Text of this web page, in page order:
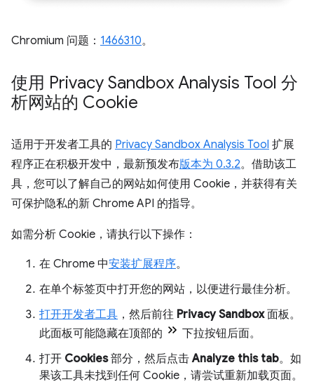
Chromium 问题： 1466310。
使用 Privacy Sandbox Analysis Tool 分
析网站的 Cookie
适用于开发者工具的 Privacy Sandbox Analysis Tool 扩展
程序正在积极开发中，最新预发布版本为 0.3.2。借助该工
具，您可以了解自己的网站如何使用 Cookie，并获得有关
可保护隐私的新 Chrome API 的指导。
如需分析 Cookie，请执行以下操作：
在 Chrome 中安装扩展程序。
在单个标签页中打开您的网站，以便进行最佳分析。
打开开发者工具 ，然后前往 Privacy Sandbox面板。
此面板可能隐藏在顶部的
下拉按钮后面。
打开 Cookies部分，然后点击Analyze this tab。如
果该工具未找到任何 Cookie，请尝试重新加载页面。